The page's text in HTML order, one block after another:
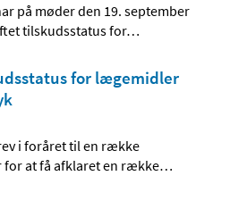
på møder den 19. september
tilskudsstatus for…
for lægemidler
i foråret til en række
for at få afklaret en række…